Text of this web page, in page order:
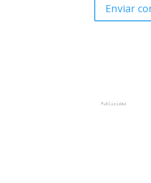
Publicidad